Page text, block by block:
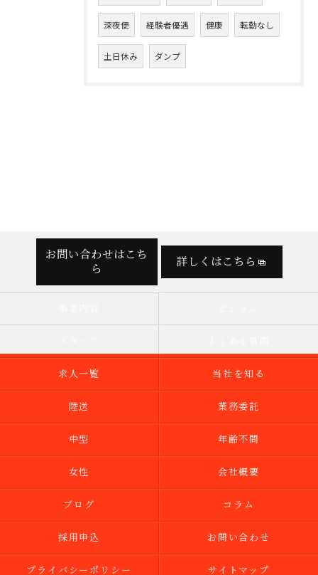
深夜便 経験者優遇 健康 転勤なし
土日休み ダンプ
お問い合わせはこち
ら
詳しくはこちら
求人一覧 当社を知る
陸送 業務委託
中型 年齢不問
女性 会社概要
ブログ コラム
採用申込 お問い合わせ
プライバシーポリシー サイトマップ